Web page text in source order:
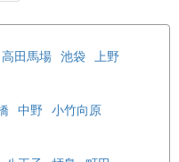
高田馬場 池袋
上野
中野
小竹向原